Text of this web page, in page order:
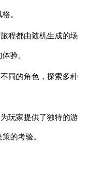
。
程都由随机生成的场
验。
同的角色，探索多种
玩家提供了独特的游
的考验。